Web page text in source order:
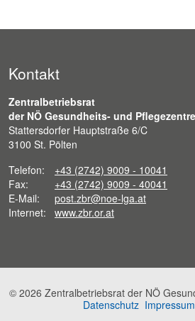
Kontakt
Zentralbetriebsrat
der NÖ Gesundheits- und
Stattersdorfer Hauptstraße 6/C
3100 St. Pölten
Telefon:
+43 (2742) 9009 - 10041
Fax:
+43 (2742) 9009 - 40041
E-Mail:
post.zbr@noe-lga.at
Internet:
www.zbr.or.at
© 2026 Zentralbetriebsrat der NÖ
Datenschutz Impressum